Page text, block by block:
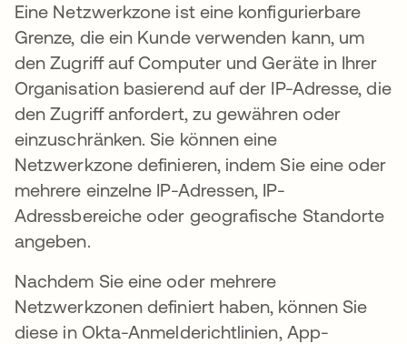
Eine Netzwerkzone ist eine konfigurierbare
Grenze, die ein Kunde verwenden kann, um
den Zugriff auf Computer und Geräte in Ihrer
Organisation basierend auf der IP-Adresse, die
den Zugriff anfordert, zu gewähren oder
einzuschränken. Sie können eine
Netzwerkzone definieren, indem Sie eine oder
mehrere einzelne IP-Adressen, IP-
Adressbereiche oder geografische Standorte
angeben.
Nachdem Sie eine oder mehrere
Netzwerkzonen definiert haben, können Sie
diese in Okta-Anmelderichtlinien, App-